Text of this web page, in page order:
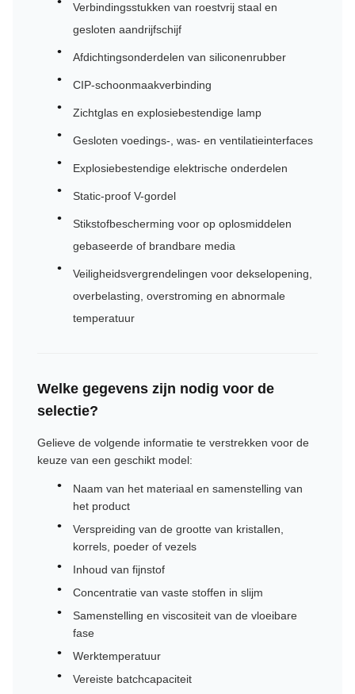
Verbindingsstukken van roestvrij staal en
gesloten aandrijfschijf
Afdichtingsonderdelen van siliconenrubber
CIP-schoonmaakverbinding
Zichtglas en explosiebestendige lamp
Gesloten voedings-, was- en ventilatieinterfaces
Explosiebestendige elektrische onderdelen
Static-proof V-gordel
Stikstofbescherming voor op oplosmiddelen
gebaseerde of brandbare media
Veiligheidsvergrendelingen voor dekselopening,
overbelasting, overstroming en abnormale
temperatuur
Welke gegevens zijn nodig voor de
selectie?
Gelieve de volgende informatie te verstrekken voor de
keuze van een geschikt model:
Naam van het materiaal en samenstelling van
het product
Verspreiding van de grootte van kristallen,
korrels, poeder of vezels
Inhoud van fijnstof
Concentratie van vaste stoffen in slijm
Samenstelling en viscositeit van de vloeibare
fase
Werktemperatuur
Vereiste batchcapaciteit